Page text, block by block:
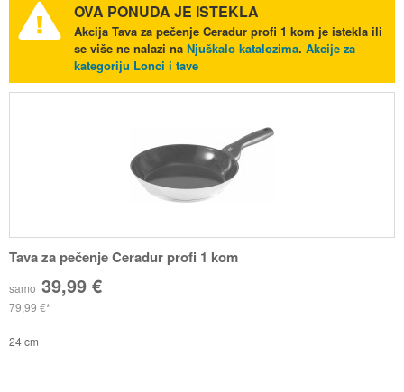
OVA PONUDA JE ISTEKLA
Akcija Tava za pečenje Ceradur profi 1 kom je istekla ili
se više ne nalazi na Njuškalo katalozima. Akcije za
kategoriju Lonci i tave
Tava za pečenje Ceradur profi 1 kom
samo 39,99 €
79,99 €
24 cm